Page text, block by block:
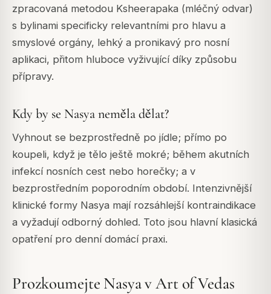
zpracovaná metodou Ksheerapaka (mléčný odvar)
s bylinami specificky relevantními pro hlavu a
smyslové orgány, lehký a pronikavý pro nosní
aplikaci, přitom hluboce vyživující díky způsobu
přípravy.
Kdy by se Nasya neměla dělat?
Vyhnout se bezprostředně po jídle; přímo po
koupeli, když je tělo ještě mokré; během akutních
infekcí nosních cest nebo horečky; a v
bezprostředním poporodním období. Intenzivnější
klinické formy Nasya mají rozsáhlejší kontraindikace
a vyžadují odborný dohled. Toto jsou hlavní klasická
opatření pro denní domácí praxi.
Prozkoumejte Nasya v Art of Vedas